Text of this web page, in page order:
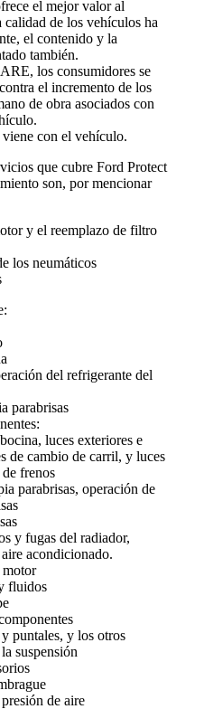
el mejor valor al
de los vehículos ha
el contenido y la
también.
los consumidores se
el incremento de los
de obra asociados con
con el vehículo.
que cubre Ford Protect
son, por mencionar
y el reemplazo de filtro
los neumáticos
del refrigerante del
parabrisas
luces exteriores e
de cambio de carril, y luces
frenos
parabrisas, operación de
y fugas del radiador,
acondicionado.
fluidos
puntales, y los otros
suspensión
de aire